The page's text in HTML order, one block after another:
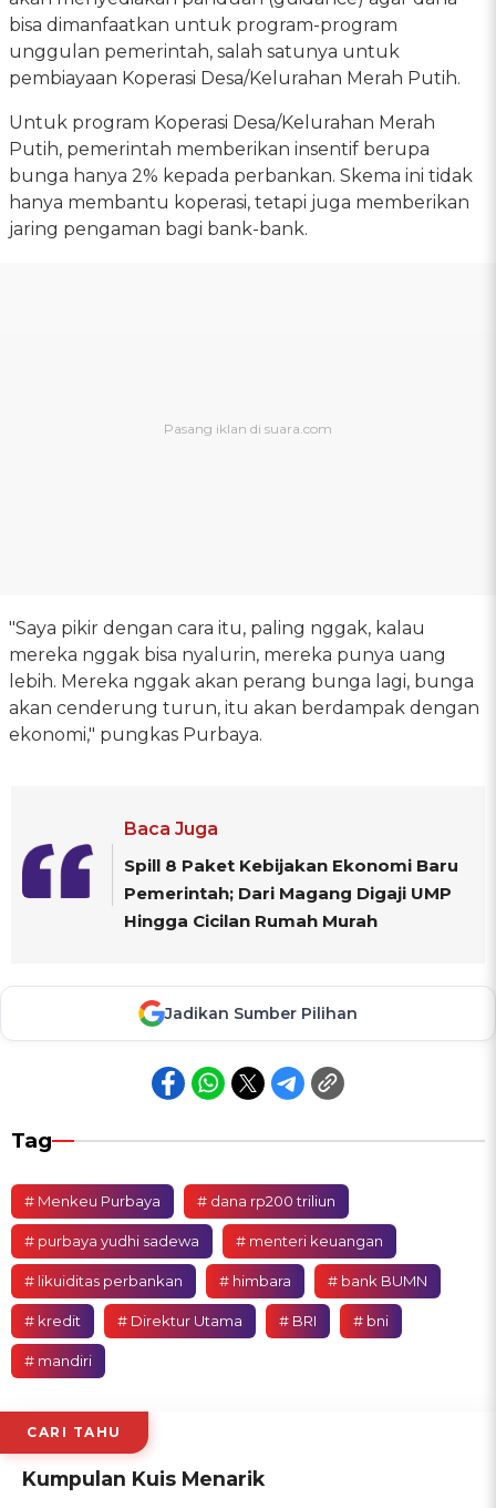
bisa dimanfaatkan untuk program-program
unggulan pemerintah, salah satunya untuk
pembiayaan Koperasi Desa/Kelurahan Merah Putih.
Untuk program Koperasi Desa/Kelurahan Merah
Putih, pemerintah memberikan insentif berupa
bunga hanya 2% kepada perbankan. Skema ini tidak
hanya membantu koperasi, tetapi juga memberikan
jaring pengaman bagi bank-bank.
"Saya pikir dengan cara itu, paling nggak, kalau
mereka nggak bisa nyalurin, mereka punya uang
lebih. Mereka nggak akan perang bunga lagi, bunga
akan cenderung turun, itu akan berdampak dengan
ekonomi," pungkas Purbaya.
Baca Juga
Spill 8 Paket Kebijakan Ekonomi Baru
Pemerintah; Dari Magang Digaji UMP
Hingga Cicilan Rumah Murah
Jadikan Sumber Pilihan
Tag
# Menkeu Purbaya # dana rp200 triliun
# purbaya yudhi sadewa # menteri keuangan
# likuiditas perbankan # himbara # bank BUMN
# kredit # Direktur Utama # BRI # bni
# mandiri
CARI TAHU
Kumpulan Kuis Menarik